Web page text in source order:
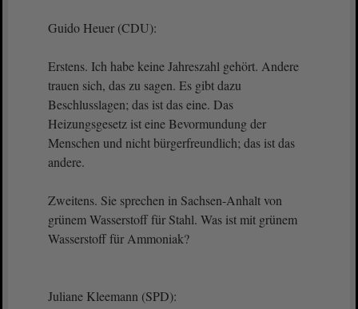
Guido Heuer (CDU):
Erstens. Ich habe keine Jahreszahl gehört. Andere
trauen sich, das zu sagen. Es gibt dazu
Beschlusslagen; das ist das eine. Das
Heizungsgesetz ist eine Bevormundung der
Menschen und nicht bürgerfreundlich; das ist das
andere.
Zweitens. Sie sprechen in Sachsen-Anhalt von
grünem Wasserstoff für Stahl. Was ist mit grünem
Wasserstoff für Ammoniak?
Juliane Kleemann (SPD):